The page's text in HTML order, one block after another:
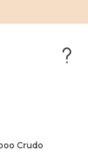
Crudo